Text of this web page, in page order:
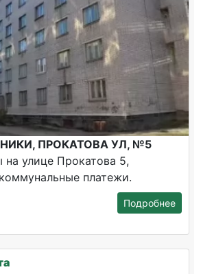
ПРОКАТОВА УЛ, №5
улице Прокатова 5,
платежи.
Подробнее